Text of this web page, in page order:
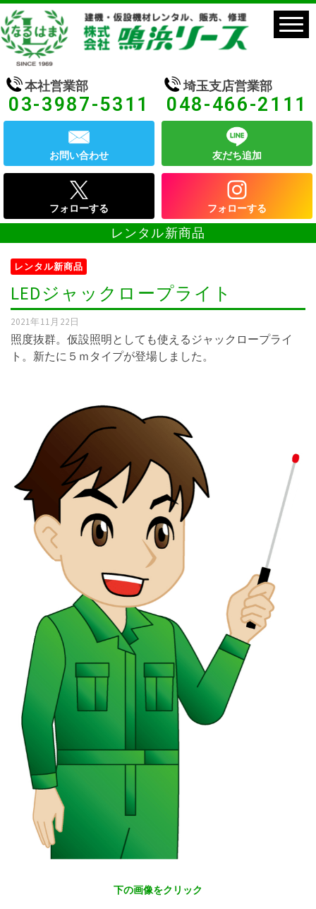
本社営業部
03-3987-5311
埼玉支店営業部
048-466-2111
お問い合わせ 友だち追加
フォローする フォローする
レンタル新商品
レンタル新商品
LEDジャックロープライト
2021年11月22日
照度抜群。仮設照明としても使えるジャックロープライ
ト。新たに５ｍタイプが登場しました。
下の画像をクリック